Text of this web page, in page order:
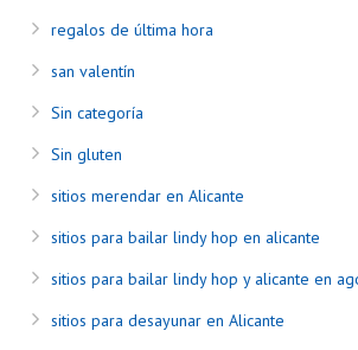
regalos de última hora
san valentín
Sin categoría
Sin gluten
sitios merendar en Alicante
sitios para bailar lindy hop en alicante
sitios para bailar lindy hop y alicante en
sitios para desayunar en Alicante